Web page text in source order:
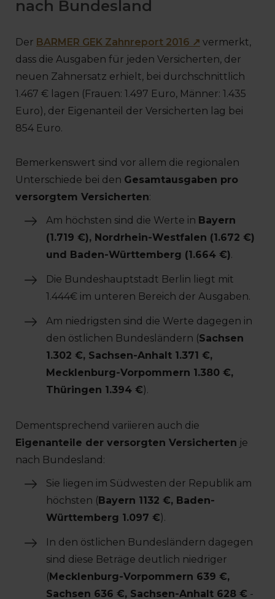
nach Bundesland
Der BARMER GEK Zahnreport 2016 ↗ vermerkt,
dass die Ausgaben für jeden Versicherten, der
neuen Zahnersatz erhielt, bei durchschnittlich
1.467 € lagen (Frauen: 1.497 Euro, Männer: 1.435
Euro), der Eigenanteil der Versicherten lag bei
854 Euro.
Bemerkenswert sind vor allem die regionalen
Unterschiede bei den Gesamtausgaben pro
versorgtem Versicherten:
Am höchsten sind die Werte in Bayern
(1.719 €), Nordrhein-Westfalen (1.672 €)
und Baden-Württemberg (1.664 €).
Die Bundeshauptstadt Berlin liegt mit
1.444€ im unteren Bereich der Ausgaben.
Am niedrigsten sind die Werte dagegen in
den östlichen Bundesländern (Sachsen
1.302 €, Sachsen-Anhalt 1.371 €,
Mecklenburg-Vorpommern 1.380 €,
Thüringen 1.394 €).
Dementsprechend variieren auch die
Eigenanteile der versorgten Versicherten je
nach Bundesland:
Sie liegen im Südwesten der Republik am
höchsten (Bayern 1132 €, Baden-
Württemberg 1.097 €).
In den östlichen Bundesländern dagegen
sind diese Beträge deutlich niedriger
(Mecklenburg-Vorpommern 639 €,
Sachsen 636 €, Sachsen-Anhalt 628 € -